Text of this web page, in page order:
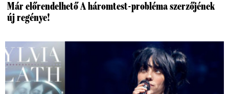
Már előrendelhető A háromtest-probléma szerzőjének
új regénye!